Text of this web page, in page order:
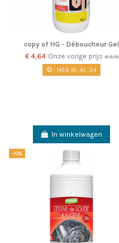
copy of HG - Déboucheur Gel
€ 4,64 Onze vorige prijs€ 5,15
145d. 10:42 :23
In winkelwagen
-10%